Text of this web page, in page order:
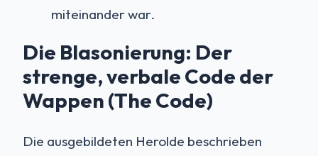
miteinander war.
Die Blasonierung: Der
strenge, verbale Code der
Wappen (The Code)
Die ausgebildeten Herolde beschrieben